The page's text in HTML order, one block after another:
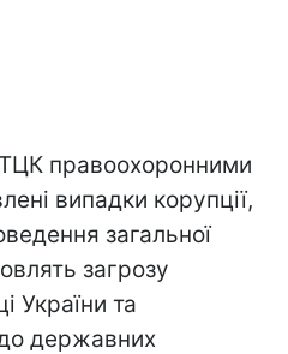
правоохоронними
випадки корупції,
загальної
загрозу
України та
державних